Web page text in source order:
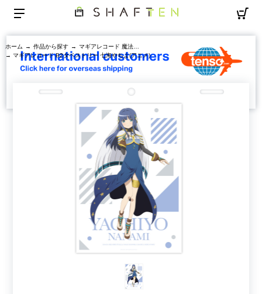
ホーム → 作品から探す →
マギアレコード 魔法少女まどか☆マギカ外伝
→ マギアレコード B2タペストリー 七海やちよ(アニメ)